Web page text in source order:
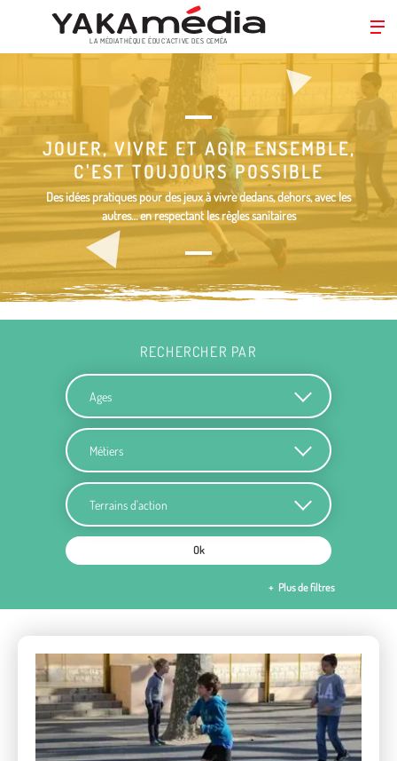
principal
LA MÉDIATHÈQUE ÉDUC’ACTIVE DES CEMÉA
JOUER, VIVRE ET AGIR ENSEMBLE,
C'EST TOUJOURS POSSIBLE
Des idées pratiques pour des jeux à vivre dedans, dehors, avec les
autres… en respectant les règles sanitaires
RECHERCHER PAR
Ages
Métiers
Terrains d'action
Ok
Plus de filtres